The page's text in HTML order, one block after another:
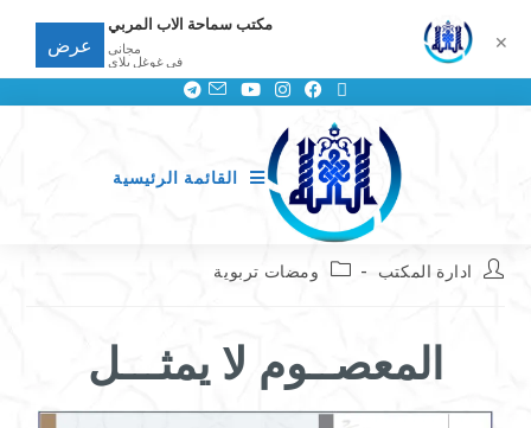
القائمة الرئيسية
ادارة المكتب ومضات تربوية
المعصــوم لا يمثـــل
✕
مكتب سماحة الاب المربي
مجانى
في غوغل بلاي
عرض